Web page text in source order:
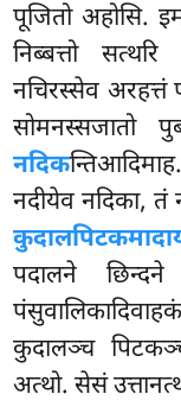
पूजितो अहोसि.
निब्बत्तो
नचिरस्सेव अरहत्तं
सोमनस्सजातो
नदिक
नदीयेव नदिका, तं
पदालने
कुदालञ्च
अत्थो. सेसं